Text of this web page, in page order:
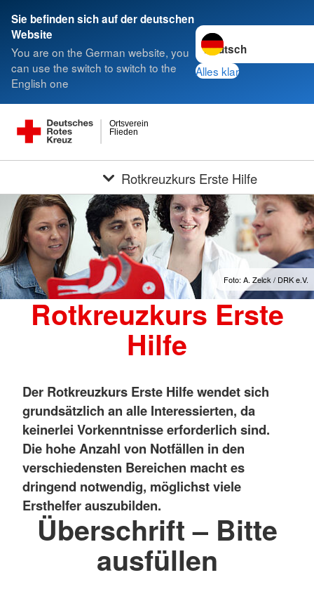
Sie befinden sich auf der deutschen
Website
You are on the German website, you
can use the switch to switch to the
English one
Sprache wechseln zu
Alles klar
Flieden
Ortsverein
Rotkreuzkurs Erste Hilfe
Foto: A. Zelck / DRK e.V.
Rotkreuzkurs Erste
Hilfe
Der Rotkreuzkurs Erste Hilfe wendet sich
grundsätzlich an alle Interessierten, da
keinerlei Vorkenntnisse erforderlich sind.
Die hohe Anzahl von Notfällen in den
verschiedensten Bereichen macht es
dringend notwendig, möglichst viele
Ersthelfer auszubilden.
Überschrift – Bitte
ausfüllen